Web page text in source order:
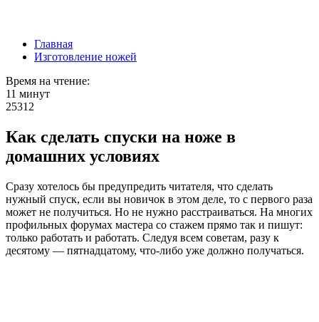
Главная
Изготовление ножей
Время на чтение:
11 минут
25312
Как сделать спуски на ноже в
домашних условиях
Сразу хотелось бы предупредить читателя, что сделать
нужный спуск, если вы новичок в этом деле, то с первого раза
может не получиться. Но не нужно расстраиваться. На многих
профильных форумах мастера со стажем прямо так и пишут:
только работать и работать. Следуя всем советам, разу к
десятому — пятнадцатому, что-либо уже должно получаться.